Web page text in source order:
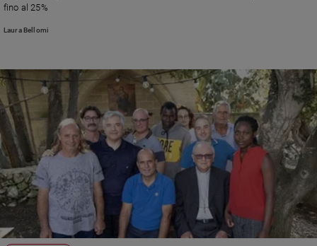
Chiesa
Santi
Devozione
fede
Parola
del
giorno
Santo
giorno
fino al 25%
Laura Bellomi